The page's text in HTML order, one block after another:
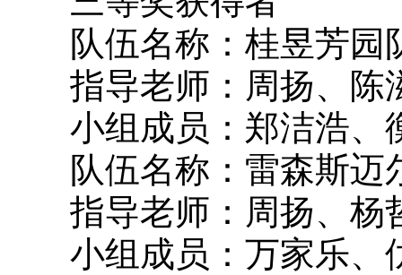
队伍名称：桂昱芳园
指导老师：周扬、陈
小组成员：郑洁浩、
队伍名称：雷森斯迈
指导老师：周扬、杨
小组成员：万家乐、